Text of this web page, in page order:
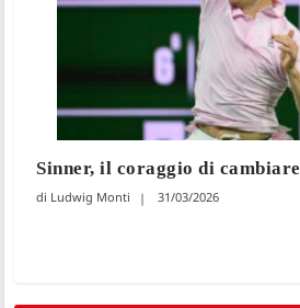
Sinner, il coraggio di cambiare
Ludwig Monti 31/03/2026